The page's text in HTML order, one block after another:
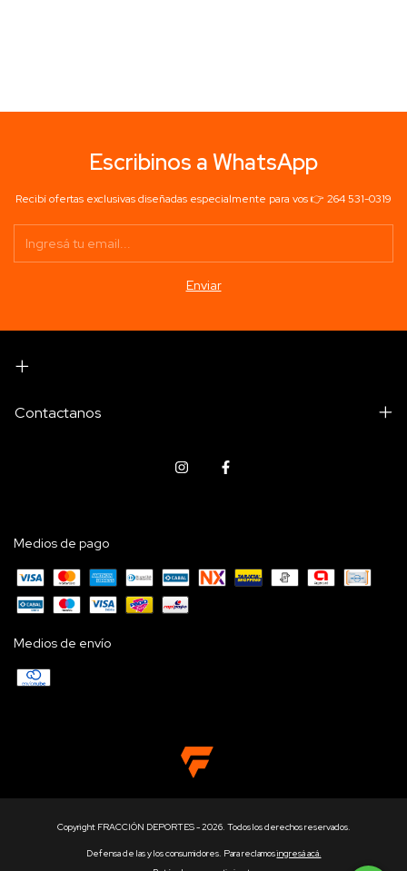
Escribinos a WhatsApp
Recibí ofertas exclusivas diseñadas especialmente para vos 👉 264 531-0319
Contactanos
Medios de pago
Medios de envío
Copyright FRACCIÓN DEPORTES - 2026. Todos los derechos reservados.
Defensa de las y los consumidores. Para reclamosingresá acá.